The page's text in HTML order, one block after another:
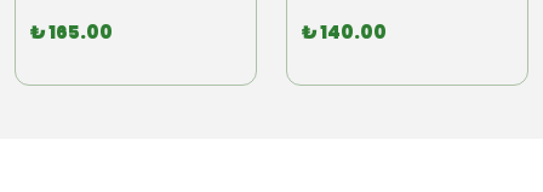
₺ 165.00 ₺ 140.00